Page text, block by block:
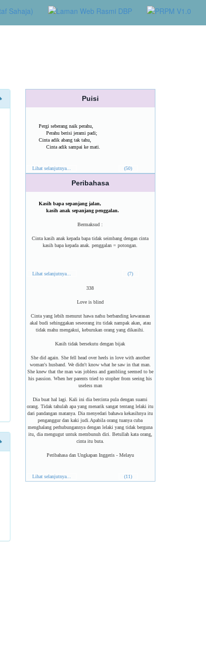
Puisi
Pergi seberang naik perahu,
Perahu berisi jerami padi;
Cinta adik abang tak tahu,
Cinta adik sampai ke mati.
Lihat selanjutnya... (50)
Peribahasa
Kasih bapa sepanjang jalan,
kasih anak sepanjang penggalan.
Bermaksud :
Cinta kasih anak kepada bapa tidak seimbang dengan cinta
kasih bapa kepada anak. penggalan = potongan.
Lihat selanjutnya... (7)
338
Love is blind
Cinta yang lebih menurut hawa nafsu berbanding kewarasan
akal budi sehinggakan seseorang itu tidak nampak akan, atau
tidak mahu mengakui, keburukan orang yang dikasihi.
Kasih tidak bersekutu dengan bijak
She did again. She fell head over heels in love with another
woman's husband. We didn't know what he saw in that man.
She knew that the man was jobless and gambling seemed to be
his passion. When her parents tried to stopher from seeing his
useless man
Dia buat hal lagi. Kali ini dia bercinta pula dengan suami
orang. Tidak tahulah apa yang menarik sangat tentang lelaki itu
dari pandangan matanya. Dia menyedari bahawa kekasihnya itu
penganggur dan kaki judi.Apabila orang tuanya cuba
menghalang perhubungannya dengan lelaki yang tidak berguna
itu, dia mengugut untuk membunuh diri. Betullah kata orang,
cinta itu buta.
Peribahasa dan Ungkapan Inggeris - Melayu
Lihat selanjutnya... (11)